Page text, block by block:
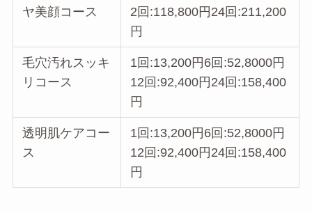
ヤ美顔コース
2回:118,800円24回:211,200
円
毛穴汚れスッキ
リコース
1回:13,200円6回:52,8000円
12回:92,400円24回:158,400
円
透明肌ケアコー
ス
1回:13,200円6回:52,8000円
12回:92,400円24回:158,400
円